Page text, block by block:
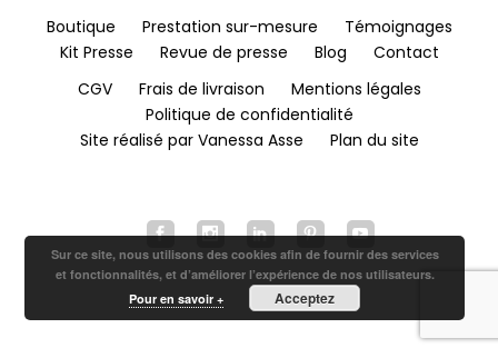
Boutique Prestation sur-mesure
Témoignages
Kit Presse
Revue de presse Blog
Contact
CGV
Frais de livraison
Mentions légales
Politique de confidentialité
Site réalisé par Vanessa Asse
Plan du site
Sur ce site, nous utilisons des cookies afin de fournir des services
et fonctionnalités, et d’améliorer l’expérience de nos utilisateurs.
Pour en savoir +
Acceptez